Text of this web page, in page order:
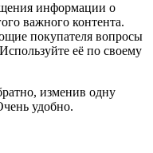
информации о
важного контента.
покупателя вопросы
её по своему
изменив одну
удобно.